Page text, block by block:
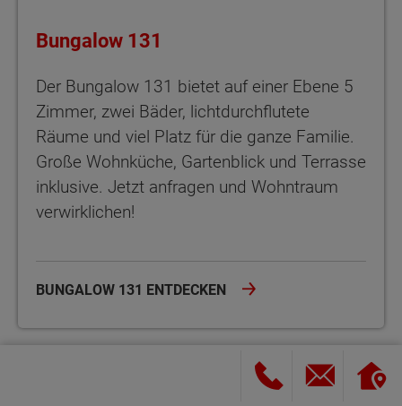
Bungalow 131
Der Bungalow 131 bietet auf einer Ebene 5
Zimmer, zwei Bäder, lichtdurchflutete
Räume und viel Platz für die ganze Familie.
Große Wohnküche, Gartenblick und Terrasse
inklusive. Jetzt anfragen und Wohntraum
verwirklichen!
BUNGALOW 131 ENTDECKEN